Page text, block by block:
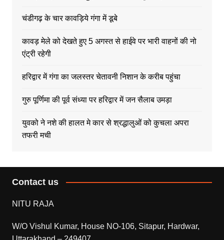
चंडीगढ़ के चार कावड़िये गंगा में डूबे
कावड़ मेले को देखते हुए 5 अगस्त से हाईवे पर भारी वाहनों की नो
एंट्री रहेगी
हरिद्वार में गंगा का जलस्तर चेतावनी निशान के करीब पहुंचा
गुरु पूर्णिमा की पूर्व संध्या पर हरिद्वार में जन सैलाब उमड़ा
युवको ने नशे की हालत मे कार से श्रद्धालुओं को कुचला अपरा
तफरी मची
Contact us
NITU RAJA
W/O Vishul Kumar, House NO-106, Sitapur, Hardwar,